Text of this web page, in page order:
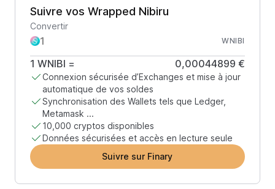
Suivre vos Wrapped Nibiru
Convertir
WNIBI
1 WNIBI = 0,00044899 €
Connexion sécurisée d’Exchanges et mise à jour
automatique de vos soldes
Synchronisation des Wallets tels que Ledger,
Metamask ...
10,000 cryptos disponibles
Données sécurisées et accès en lecture seule
Suivre sur Finary